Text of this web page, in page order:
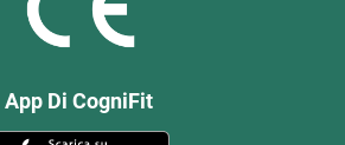
App Di CogniFit